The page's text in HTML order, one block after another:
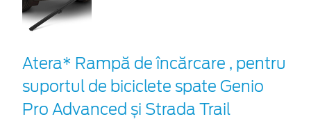
Atera* Rampă de încărcare , pentru
suportul de biciclete spate Genio
Pro Advanced și Strada Trail